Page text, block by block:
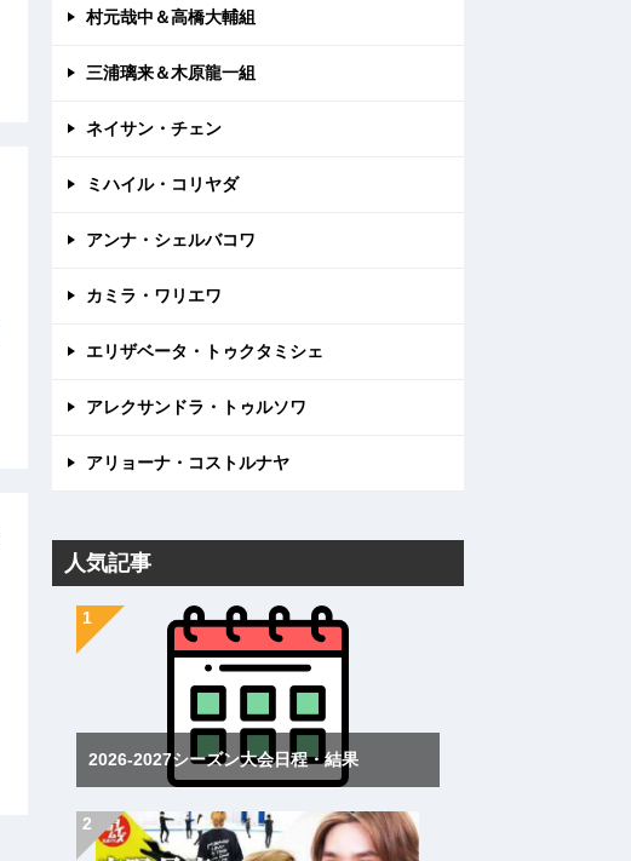
村元哉中＆高橋大輔組
三浦璃来＆木原龍一組
ネイサン・チェン
ミハイル・コリヤダ
アンナ・シェルバコワ
カミラ・ワリエワ
エリザベータ・トゥクタミシェ
アレクサンドラ・トゥルソワ
アリョーナ・コストルナヤ
人気記事
2026-2027シーズン大会日程・結果